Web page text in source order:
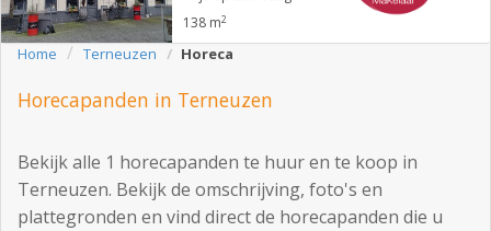
adverteren
Premium
Registreren
Login
138 m2
Home Terneuzen Horeca
Horecapanden in Terneuzen
Bekijk alle 1 horecapanden te huur en te koop in
Terneuzen. Bekijk de omschrijving, foto's en
plattegronden en vind direct de horecapanden die u